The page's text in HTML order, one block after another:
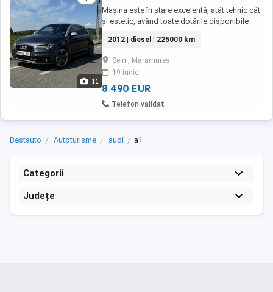
11
Mașina este în stare excelentă, atât tehnic cât
și estetic, având toate dotările disponibile
sau verificare. -Distribuție schimbată -ITP
efectuat recent, valabil până în 2027 -
Kilometraj: 225.000 km reali Dotări: -Pachet S
line interior + exterior -Volan S ...
2012 | diesel | 225000 km
Seini, Maramures
19 iunie
8 490 EUR
Telefon validat
Bestauto Autoturisme audi a1
Categorii
Județe